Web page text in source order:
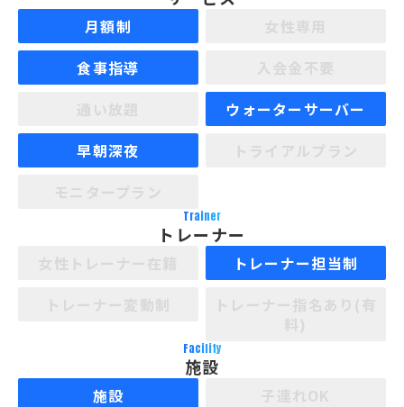
月額制
食事指導
ウォーターサーバー
早朝深夜
Trainer
トレーナー
トレーナー担当制
Facility
施設
施設